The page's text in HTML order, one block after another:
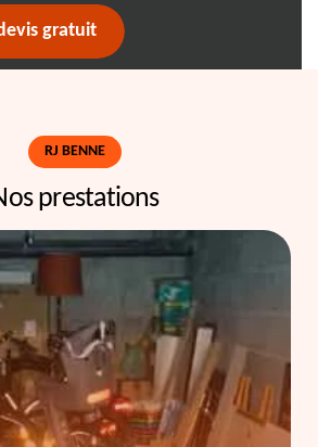
gratuit
RJ BENNE
prestations